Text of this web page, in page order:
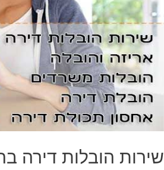
שירות הובלות דירה